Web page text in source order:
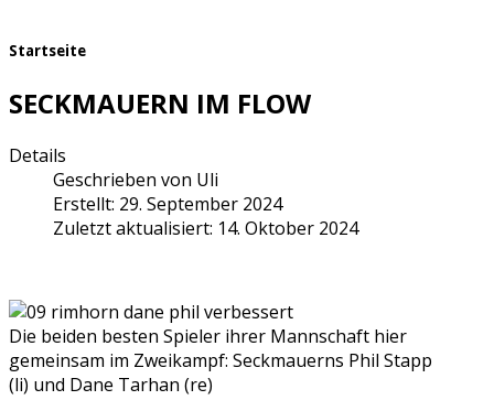
Startseite
SECKMAUERN IM FLOW
Details
Geschrieben von Uli
Erstellt: 29. September 2024
Zuletzt aktualisiert: 14. Oktober 2024
Die beiden besten Spieler ihrer Mannschaft hier
gemeinsam im Zweikampf: Seckmauerns Phil Stapp
(li) und Dane Tarhan (re)